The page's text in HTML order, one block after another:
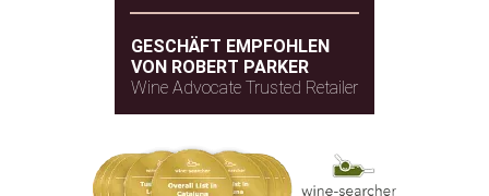
GESCHÄFT EMPFOHLEN
VON ROBERT PARKER
Wine Advocate Trusted Retailer